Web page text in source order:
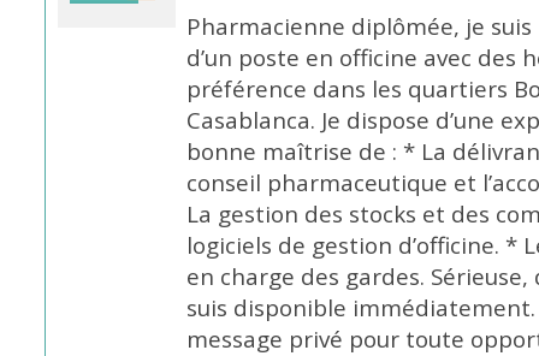
Pharmacienne diplômée, je
d’un poste en officine avec des
préférence dans les quartiers
Casablanca. Je dispose d’une
bonne maîtrise de : * La
conseil pharmaceutique et
La gestion des stocks et des
logiciels de gestion d’officine. *
en charge des gardes.
suis disponible
message privé pour toute